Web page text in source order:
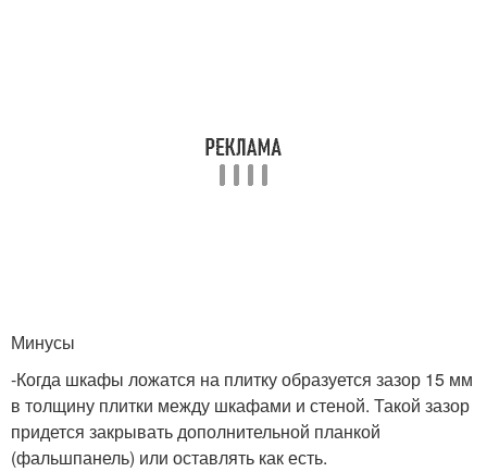
Минусы
-Когда шкафы ложатся на плитку образуется зазор 15 мм
в толщину плитки между шкафами и стеной. Такой зазор
придется закрывать дополнительной планкой
(фальшпанель) или оставлять как есть.